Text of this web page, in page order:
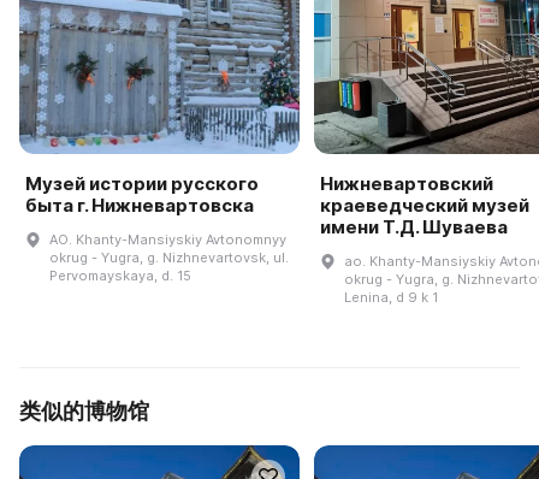
Музей истории русского
быта г. Нижневартовска
AO. Khanty-Mansiyskiy Avtonomnyy
okrug - Yugra, g. Nizhnevartovsk, ul.
Pervomayskaya, d. 15
Нижневартовский
краеведческий музей
имени Т.Д. Шуваева
ao. Khanty-Mansiyskiy
okrug - Yugra, g.
Lenina, d 9 k 1
类似的博物馆